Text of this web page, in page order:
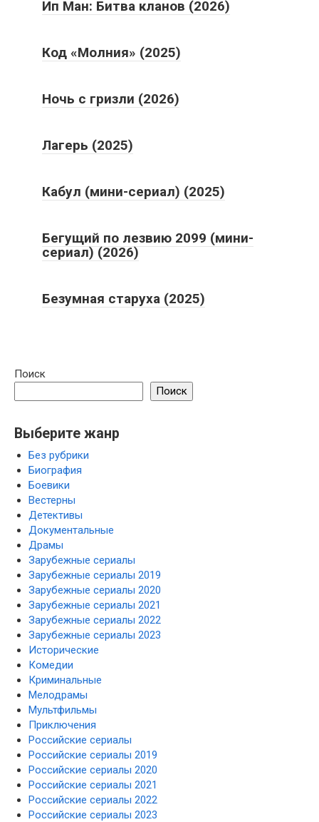
Ип Ман: Битва кланов (2026)
Код «Молния» (2025)
Ночь с гризли (2026)
Лагерь (2025)
Кабул (мини-сериал) (2025)
Бегущий по лезвию 2099 (мини-
сериал) (2026)
Безумная старуха (2025)
Поиск
Поиск
Выберите жанр
Без рубрики
Биография
Боевики
Вестерны
Детективы
Документальные
Драмы
Зарубежные сериалы
Зарубежные сериалы 2019
Зарубежные сериалы 2020
Зарубежные сериалы 2021
Зарубежные сериалы 2022
Зарубежные сериалы 2023
Исторические
Комедии
Криминальные
Мелодрамы
Мультфильмы
Приключения
Российские сериалы
Российские сериалы 2019
Российские сериалы 2020
Российские сериалы 2021
Российские сериалы 2022
Российские сериалы 2023